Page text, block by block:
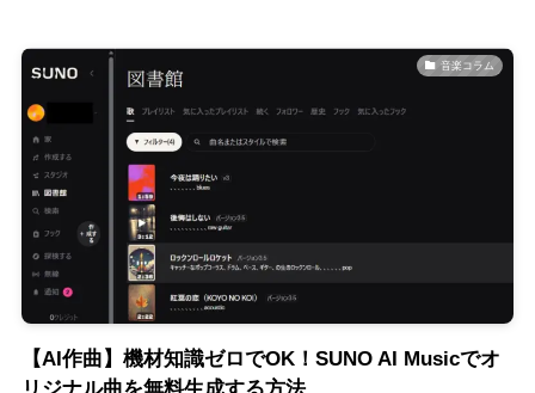
音楽コラム
【AI作曲】機材知識ゼロでOK！SUNO AI Musicでオ
リジナル曲を無料生成する方法